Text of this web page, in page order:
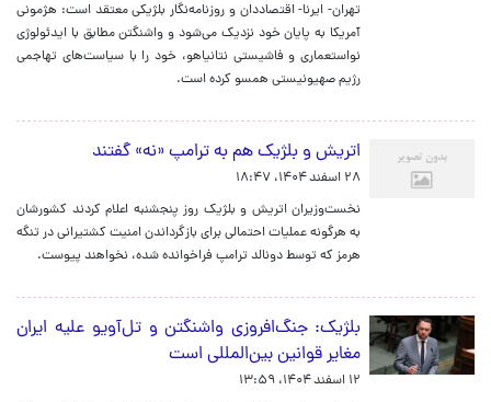
تهران- ایرنا- اقتصاددان و روزنامه‌نگار بلژیکی معتقد است: هژمونی
آمریکا به پایان خود نزدیک می‌شود و واشنگتن مطابق با ایدئولوژی
نواستعماری و فاشیستی نتانیاهو، خود را با سیاست‌های تهاجمی
رژیم صهیونیستی همسو کرده است.
اتریش و بلژیک هم به ترامپ «نه» گفتند
۲۸ اسفند ۱۴۰۴، ۱۸:۴۷
نخست‌وزیران اتریش و بلژیک روز پنجشنبه اعلام کردند کشورشان
به هرگونه عملیات احتمالی برای بازگرداندن امنیت کشتیرانی در تنگه
هرمز که توسط دونالد ترامپ فراخوانده شده، نخواهند پیوست.
بلژیک: جنگ‌افروزی واشنگتن و تل‌آویو علیه ایران
مغایر قوانین بین‌المللی است
۱۲ اسفند ۱۴۰۴، ۱۳:۵۹